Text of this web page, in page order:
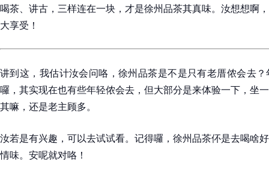
喝茶、讲古，三样连在一块，才是徐州品茶其真味。汝想想啊
大享受！
讲到这，我估计汝会问咯，徐州品茶是不是只有老厝侬会去
囉，其实现在也有些年轻侬会去，但大部分是来体验一下，坐
其嘛，还是老主顾多。
汝若是有兴趣，可以去试试看。记得囉，徐州品茶伓是去喝啥
情味。安呢就对咯！